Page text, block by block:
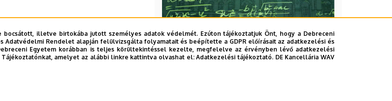
illetve birtokába jutott személyes adatok védelmét. Ezúton tájékoztatjuk Önt, hogy a Debreceni
Adatvédelmi Rendelet alapján felülvizsgálta folyamatait és beépítette a GDPR előírásait az adatkezelési és
Egyetem korábban is teljes körültekintéssel kezelte, megfelelve az érvényben lévő adatkezelési
Tájékoztatónkat, amelyet az alábbi linkre kattintva olvashat el:Adatkezelési tájékoztató. DE Kancellária WAV